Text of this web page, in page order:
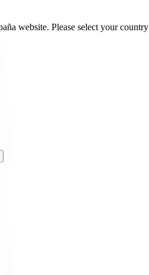
website. Please select your